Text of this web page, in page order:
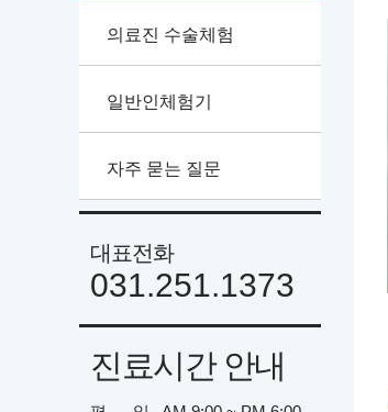
의료진 수술체험
일반인체험기
자주 묻는 질문
대표전화
031.251.1373
진료시간 안내